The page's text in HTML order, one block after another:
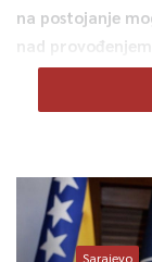
na postojanje
nad
organa.
inetervenciju
opasnosti. Ja vas
provede ova
Sarajevo